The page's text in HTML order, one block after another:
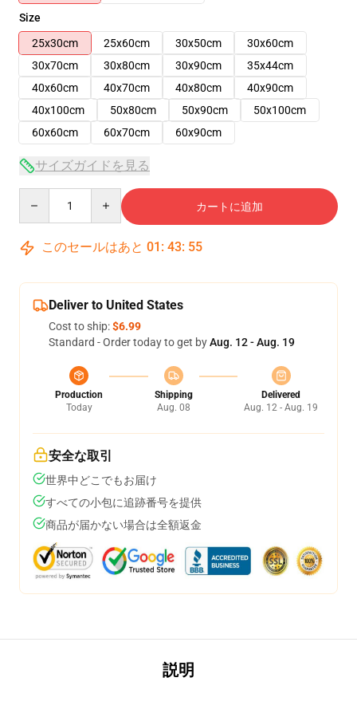
Size
25x30cm
25x60cm 30x50cm
30x60cm
30x70cm
30x80cm 30x90cm
35x44cm
40x60cm
40x70cm 40x80cm
40x90cm
40x100cm
50x80cm 50x90cm
50x100cm
60x60cm
60x70cm 60x90cm
サイズガイドを見る
カートに追加
このセールはあと 01 : 43: 54
Deliver to United States
Cost to ship:$6.99
Standard - Order today to get byAug. 12 - Aug. 19
Production
Today
Shipping
Aug. 08
Delivered
Aug. 12 - Aug. 19
安全な取引
世界中どこでもお届け
すべての小包に追跡番号を提供
商品が届かない場合は全額返金
説明